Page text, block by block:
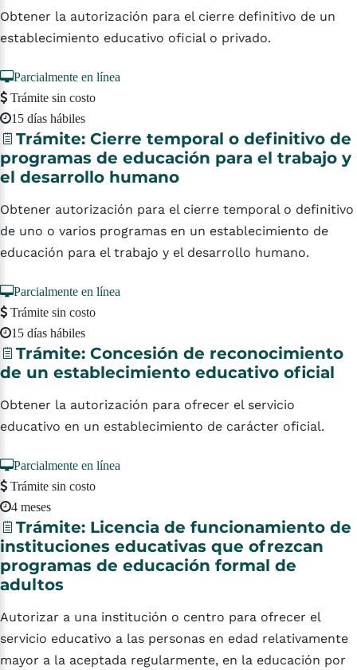
Obtener la autorización para el cierre definitivo de un
establecimiento educativo oficial o privado.
Parcialmente en línea
Trámite sin costo
15 días hábiles
Trámite: Cierre temporal o definitivo de
programas de educación para el trabajo y
el desarrollo humano
Obtener autorización para el cierre temporal o definitivo
de uno o varios programas en un establecimiento de
educación para el trabajo y el desarrollo humano.
Parcialmente en línea
Trámite sin costo
15 días hábiles
Trámite: Concesión de reconocimiento
de un establecimiento educativo oficial
Obtener la autorización para ofrecer el servicio
educativo en un establecimiento de carácter oficial.
Parcialmente en línea
Trámite sin costo
4 meses
Trámite: Licencia de funcionamiento de
instituciones educativas que ofrezcan
programas de educación formal de
adultos
Autorizar a una institución o centro para ofrecer el
servicio educativo a las personas en edad relativamente
mayor a la aceptada regularmente, en la educación por